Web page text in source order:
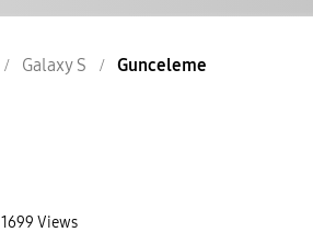
Galaxy S Gunceleme
1699 Views